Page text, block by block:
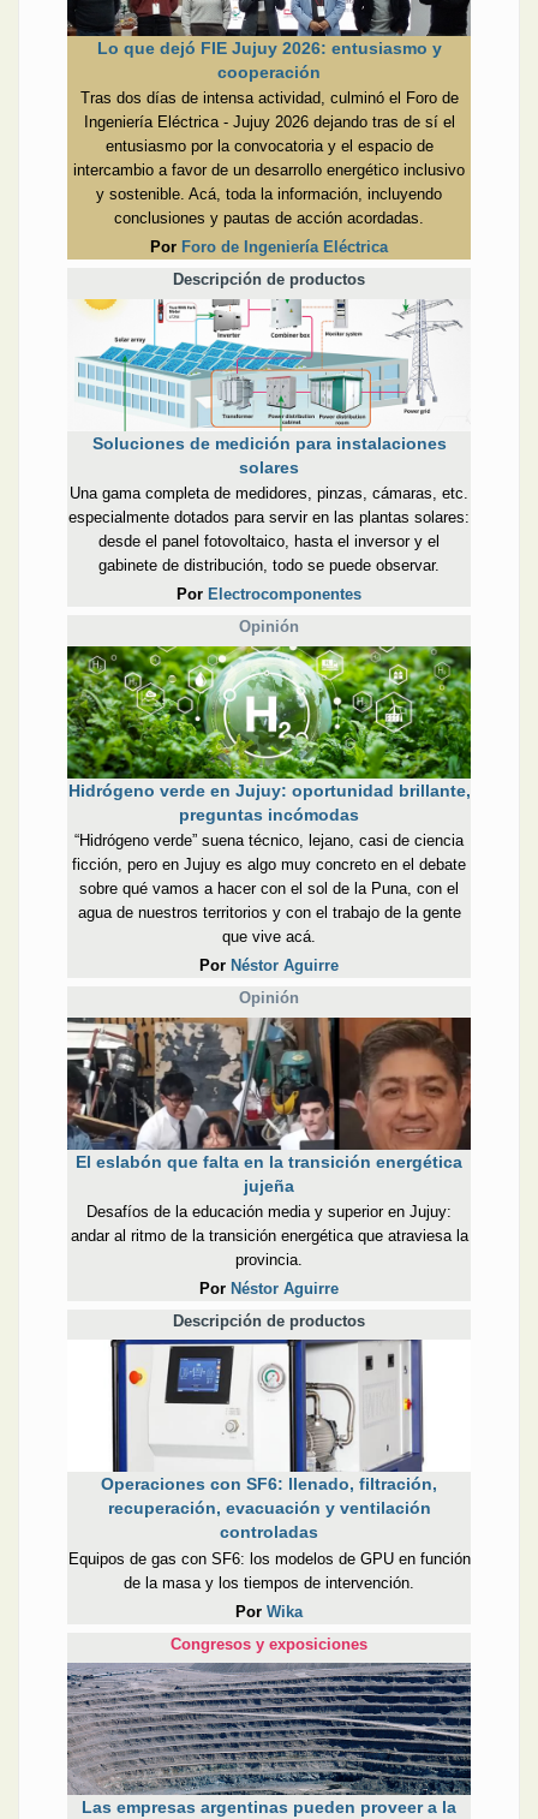
Lo que dejó FIE Jujuy 2026: entusiasmo y
cooperación
Tras dos días de intensa actividad, culminó el Foro de
Ingeniería Eléctrica - Jujuy 2026 dejando tras de sí el
entusiasmo por la convocatoria y el espacio de
intercambio a favor de un desarrollo energético inclusivo
y sostenible. Acá, toda la información, incluyendo
conclusiones y pautas de acción acordadas.
Por Foro de Ingeniería Eléctrica
Descripción de productos
Soluciones de medición para instalaciones
solares
Una gama completa de medidores, pinzas, cámaras, etc.
especialmente dotados para servir en las plantas solares:
desde el panel fotovoltaico, hasta el inversor y el
gabinete de distribución, todo se puede observar.
Por Electrocomponentes
Opinión
Hidrógeno verde en Jujuy: oportunidad brillante,
preguntas incómodas
“Hidrógeno verde” suena técnico, lejano, casi de ciencia
ficción, pero en Jujuy es algo muy concreto en el debate
sobre qué vamos a hacer con el sol de la Puna, con el
agua de nuestros territorios y con el trabajo de la gente
que vive acá.
Por Néstor Aguirre
Opinión
El eslabón que falta en la transición energética
jujeña
Desafíos de la educación media y superior en Jujuy:
andar al ritmo de la transición energética que atraviesa la
provincia.
Por Néstor Aguirre
Descripción de productos
Operaciones con SF6: llenado, filtración,
recuperación, evacuación y ventilación
controladas
Equipos de gas con SF6: los modelos de GPU en función
de la masa y los tiempos de intervención.
Por Wika
Congresos y exposiciones
Las empresas argentinas pueden proveer a la